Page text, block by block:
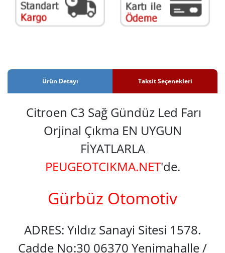
Ürün Detayı Taksit Seçenekleri
Citroen C3 Sağ Gündüz Led Farı
Orjinal Çıkma EN UYGUN
FİYATLARLA
PEUGEOTCIKMA.NET'de.
Gürbüz Otomotiv
ADRES: Yıldız Sanayi Sitesi 1578.
Cadde No:30 06370 Yenimahalle /